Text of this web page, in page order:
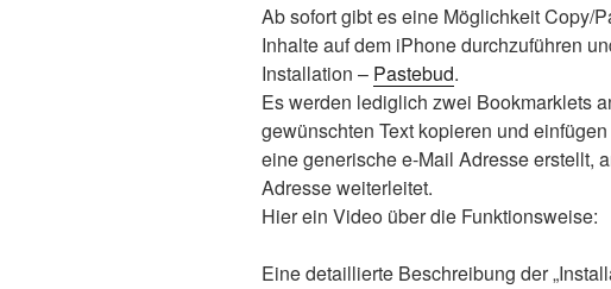
Ab sofort gibt es eine Möglichkeit Copy/
Inhalte auf dem iPhone durchzuführen
Installation – Pastebud.
Es werden lediglich zwei Bookmarklets
gewünschten Text kopieren und
eine generische e-Mail Adresse erstellt,
Adresse weiterleitet.
Hier ein Video über die Funktionsweise:
Eine detaillierte Beschreibung der